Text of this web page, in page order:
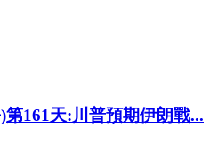
161天:川普預期伊朗戰...